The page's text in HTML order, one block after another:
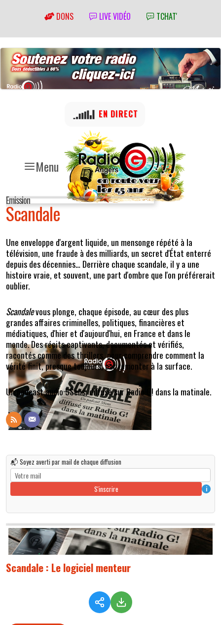
DONS LIVE VIDÉO TCHAT'
Menu
EN DIRECT
Emission
Scandale
Une enveloppe d'argent liquide, un mensonge répété à la
télévision, une fraude à des milliards, un secret d'État enterré
depuis des décennies… Derrière chaque scandale, il y a une
histoire vraie, et souvent, une part d'ombre que l'on préférerait
oublier.
Scandalevous plonge, chaque épisode, au cœur des plus
grandes affaires criminelles, politiques, financières et
médiatiques, d'hier et d'aujourd'hui, en France et dans le
monde. Des récits captivants, documentés et vérifiés,
racontés comme des thrillers, pour comprendre comment la
vérité finit, presque toujours, par remonter à la surface.
Un podcast audio 5Sens, diffusé sur Radio G! dans la matinale.
📬 Soyez averti par mail de chaque diffusion
S'inscrire i
Scandale : Le logiciel menteur